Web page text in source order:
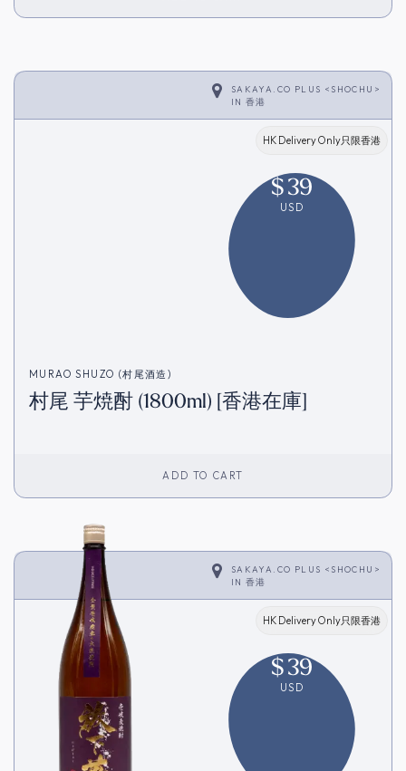
SAKAYA.CO PLUS <SHOCHU>
IN 香港
HK Delivery Only只限香港
$39
USD
MURAO SHUZO (村尾酒造)
村尾 芋焼酎 (1800ml) [香港在庫]
ADD TO CART
SAKAYA.CO PLUS <SHOCHU>
IN 香港
HK Delivery Only只限香港
$39
USD